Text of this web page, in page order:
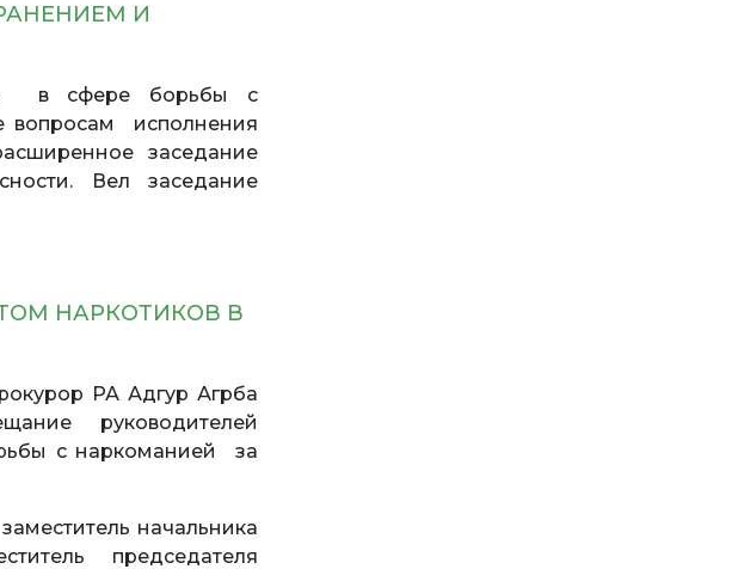
И
в сфере борьбы с
вопросам исполнения
заседание
Вел заседание
НАРКОТИКОВ В
РА Адгур Агрба
руководителей
с наркоманией за
начальника
председателя